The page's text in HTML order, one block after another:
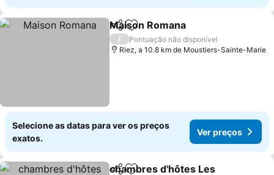
PartilharAdicionar aos favoritos
Maison Romana
/
Pontuação não disponível
Riez, a 10.8 km de Moustiers-Sainte-Marie
Selecione as datas para ver os preços
exatos.
Ver preços
chambres d'hôtes Les